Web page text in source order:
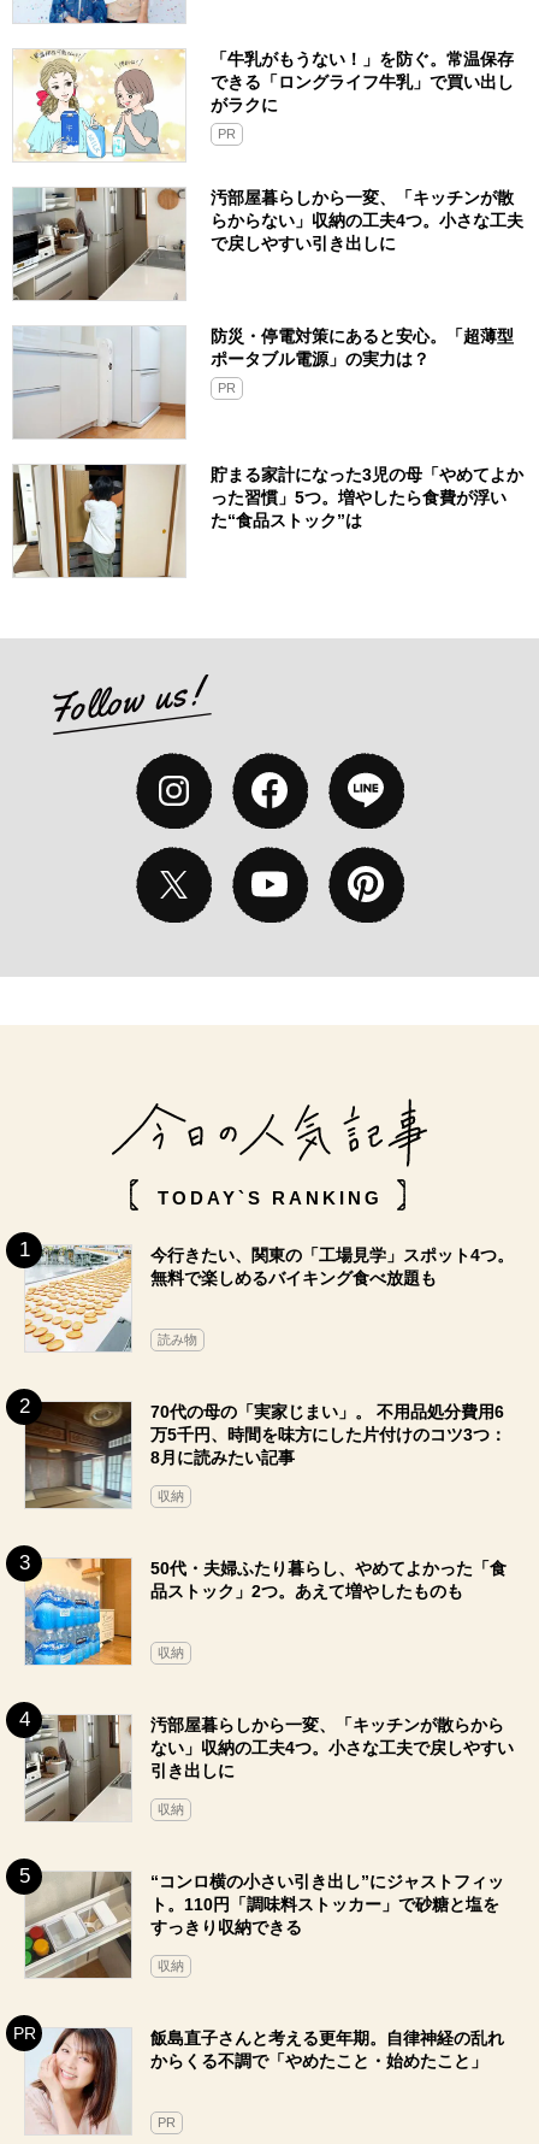
「牛乳がもうない！」を防ぐ。常温保存
できる「ロングライフ牛乳」で買い出し
がラクに
PR
汚部屋暮らしから一変、「キッチンが散
らからない」収納の工夫4つ。小さな工夫
で戻しやすい引き出しに
防災・停電対策にあると安心。「超薄型
ポータブル電源」の実力は？​
PR
貯まる家計になった3児の母「やめてよか
った習慣」5つ。増やしたら食費が浮い
た“食品ストック”は
TODAY`S RANKING
今行きたい、関東の「工場見学」スポット4つ。
無料で楽しめるバイキング食べ放題も
読み物
70代の母の「実家じまい」。 不用品処分費用6
万5千円、時間を味方にした片付けのコツ3つ：
8月に読みたい記事
収納
50代・夫婦ふたり暮らし、やめてよかった「食
品ストック」2つ。あえて増やしたものも
収納
汚部屋暮らしから一変、「キッチンが散らから
ない」収納の工夫4つ。小さな工夫で戻しやすい
引き出しに
収納
“コンロ横の小さい引き出し”にジャストフィッ
ト。110円「調味料ストッカー」で砂糖と塩を
すっきり収納できる
収納
飯島直子さんと考える更年期。自律神経の乱れ
からくる不調で「やめたこと・始めたこと」
PR